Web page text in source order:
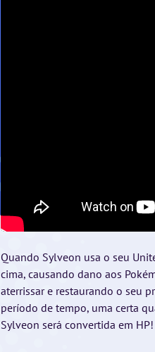
Quando Sylveon usa o seu
cima, causando dano aos
aterrissar e restaurando o seu
período de tempo, uma certa
Sylveon será convertida em HP!